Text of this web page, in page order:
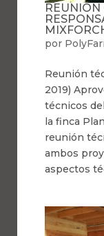
REUNIÓN
por
Reunión
2019)
técnicos
la finca
reunión
ambos
aspectos